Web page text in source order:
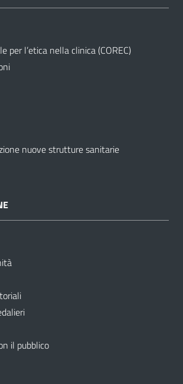
per l’etica nella clinica (COREC)
nuove strutture sanitarie
il pubblico